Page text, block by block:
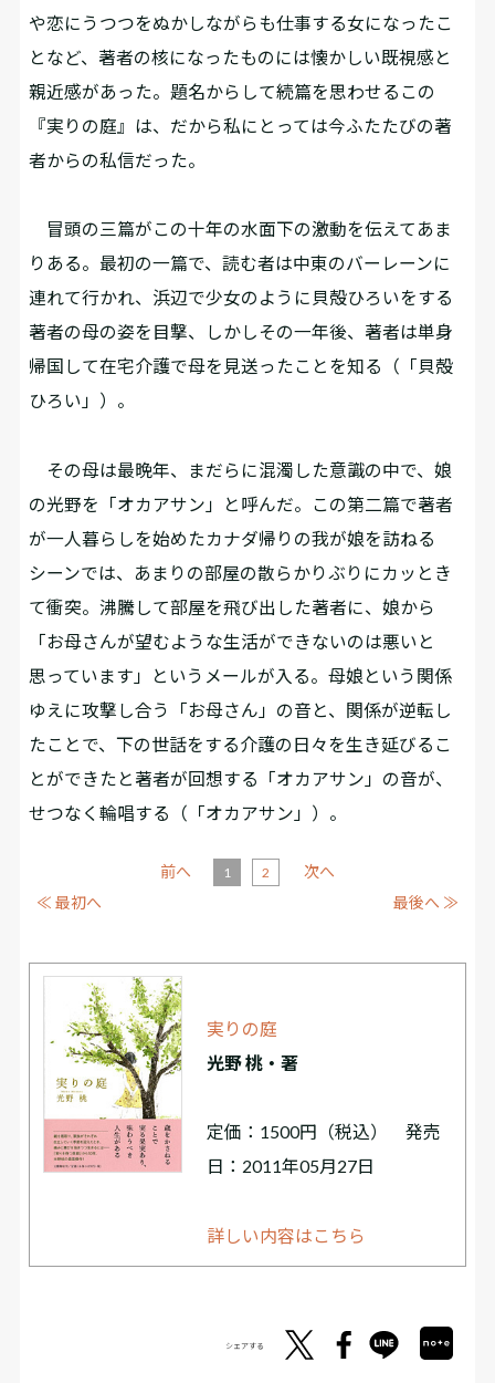
や恋にうつつをぬかしながらも仕事する女になったこ
となど、著者の核になったものには懐かしい既視感と
親近感があった。題名からして続篇を思わせるこの
『実りの庭』は、だから私にとっては今ふたたびの著
者からの私信だった。
冒頭の三篇がこの十年の水面下の激動を伝えてあま
りある。最初の一篇で、読む者は中東のバーレーンに
連れて行かれ、浜辺で少女のように貝殻ひろいをする
著者の母の姿を目撃、しかしその一年後、著者は単身
帰国して在宅介護で母を見送ったことを知る（「貝殻
ひろい」）。
その母は最晩年、まだらに混濁した意識の中で、娘
の光野を「オカアサン」と呼んだ。この第二篇で著者
が一人暮らしを始めたカナダ帰りの我が娘を訪ねる
シーンでは、あまりの部屋の散らかりぶりにカッとき
て衝突。沸騰して部屋を飛び出した著者に、娘から
「お母さんが望むような生活ができないのは悪いと
思っています」というメールが入る。母娘という関係
ゆえに攻撃し合う「お母さん」の音と、関係が逆転し
たことで、下の世話をする介護の日々を生き延びるこ
とができたと著者が回想する「オカアサン」の音が、
せつなく輪唱する（「オカアサン」）。
≪ 最初へ
前へ 1 2
次へ
最後へ ≫
実りの庭
光野 桃・著
定価：1500円（税込） 発売
日：2011年05月27日
詳しい内容はこちら
シェアする